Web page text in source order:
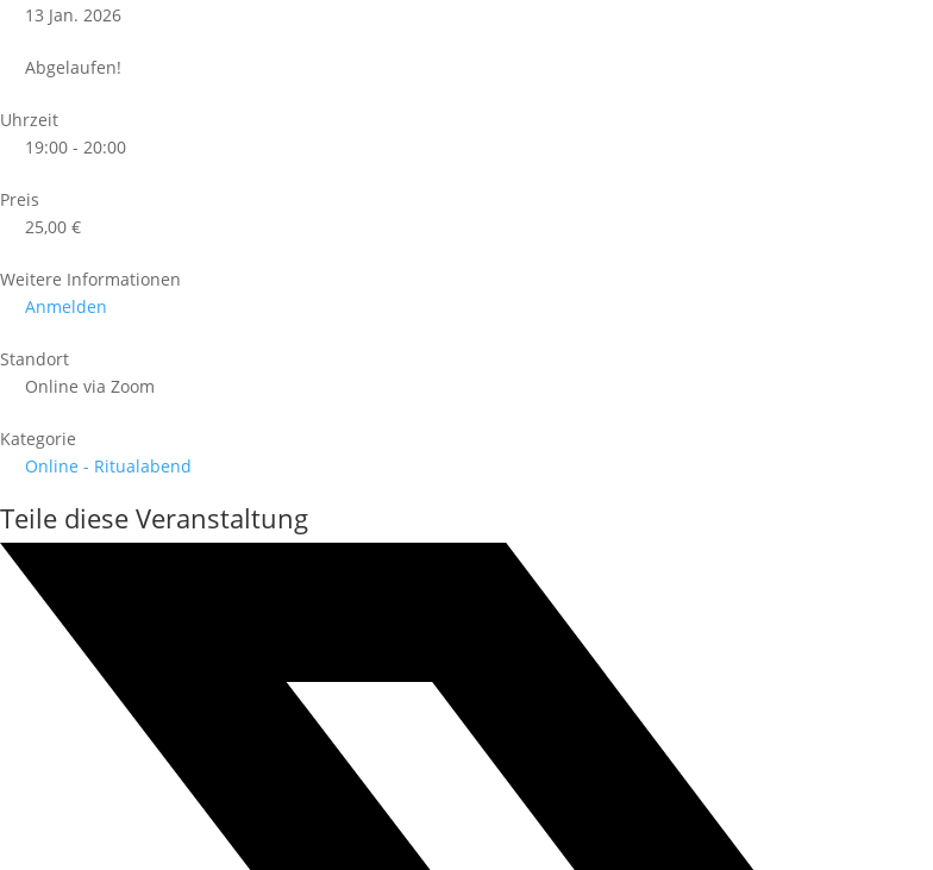
13 Jan. 2026
Abgelaufen!
Uhrzeit
19:00 - 20:00
Preis
25,00 €
Weitere Informationen
Anmelden
Standort
Online via Zoom
Kategorie
Online - Ritualabend
Teile diese Veranstaltung